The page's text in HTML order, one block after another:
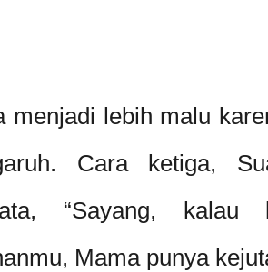
menjadi lebih malu
Cara ketiga,
“Sayang, kalau
Mama punya